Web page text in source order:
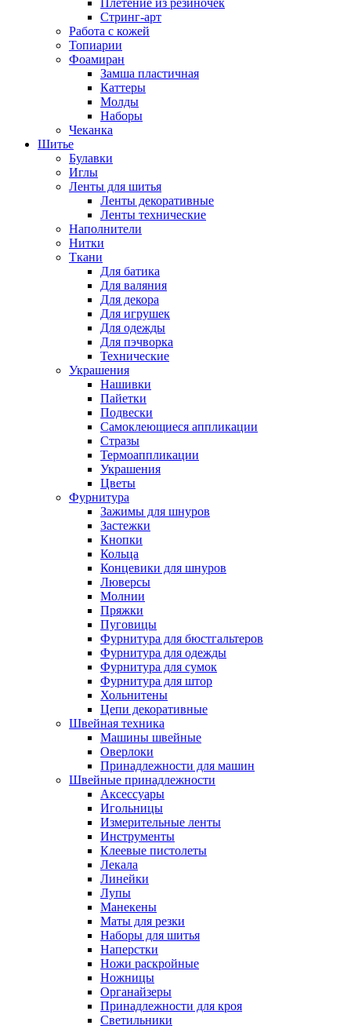
Плетение из резиночек
Стринг-арт
Работа с кожей
Топиарии
Фоамиран
Замша пластичная
Каттеры
Молды
Наборы
Чеканка
Шитье
Булавки
Иглы
Ленты для шитья
Ленты декоративные
Ленты технические
Наполнители
Нитки
Ткани
Для батика
Для валяния
Для декора
Для игрушек
Для одежды
Для пэчворка
Технические
Украшения
Нашивки
Пайетки
Подвески
Самоклеющиеся аппликации
Стразы
Термоаппликации
Украшения
Цветы
Фурнитура
Зажимы для шнуров
Застежки
Кнопки
Кольца
Концевики для шнуров
Люверсы
Молнии
Пряжки
Пуговицы
Фурнитура для бюстгальтеров
Фурнитура для одежды
Фурнитура для сумок
Фурнитура для штор
Хольнитены
Цепи декоративные
Швейная техника
Машины швейные
Оверлоки
Принадлежности для машин
Швейные принадлежности
Аксессуары
Игольницы
Измерительные ленты
Инструменты
Клеевые пистолеты
Лекала
Линейки
Лупы
Манекены
Маты для резки
Наборы для шитья
Наперстки
Ножи раскройные
Ножницы
Органайзеры
Принадлежности для кроя
Светильники